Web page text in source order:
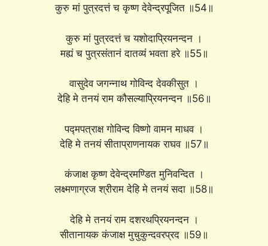
कुरु मां पुत्रदत्तं च कृष्ण देवेन्द्रपूजित ॥54॥
कुरु मां पुत्रदत्तं च यशोदाप्रियनन्दन ।
मह्यं च पुत्रसंतानं दातव्यं भवता हरे ॥55॥
वासुदेव जगन्नाथ गोविन्द देवकीसुत ।
देहि मे तनयं राम कौसल्याप्रियनन्दन ॥56॥
पद्मपत्राक्ष गोविन्द विष्णो वामन माधव ।
देहि मे तनयं सीताप्राणनायक राघव ॥57॥
कंजाक्ष कृष्ण देवेन्द्रमण्डित मुनिवन्दित ।
लक्ष्मणाग्रज श्रीराम देहि मे तनयं सदा ॥58॥
देहि मे तनयं राम दशरथप्रियनन्दन ।
सीतानायक कंजाक्ष मुचुकुन्दवरप्रद ॥59॥